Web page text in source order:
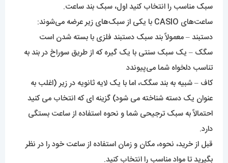
سبک مناسب را انتخاب کنید اول، سبک بند ساعت.
ساعت‌های CASIO با یکی از سبک‌های زیر عرضه می‌شوند:
دستبند – معمولاً بند سبک دستبند فلزی با بسته شدن است
سگک – یک سبک سنتی با یک گیره که از طریق سوراخ در بند به
تناسب دلخواه شما می‌پیوندد
کاف – شبیه به بند سگک، اما با یک لایه ثانویه در زیر (اغلب به
عنوان یک دسته شناخته می شود) گزینه ای که انتخاب می کنید
احتمالاً به سبک ترجیحی شما و نحوه استفاده از ساعت بستگی
دارد.
قبل از خرید، نحوه، مکان و زمان استفاده از ساعت خود را در نظر
بگیرید تا مواد مناسب را انتخاب کنید.